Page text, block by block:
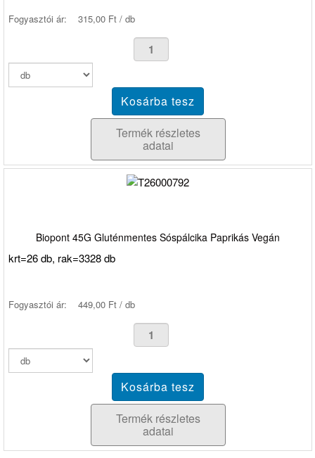
Fogyasztói ár: 315,00 Ft / db
Termék részletes
adatai
Biopont 45G Gluténmentes Sóspálcika Paprikás Vegán
krt=26 db, rak=3328 db
Fogyasztói ár: 449,00 Ft / db
Termék részletes
adatai